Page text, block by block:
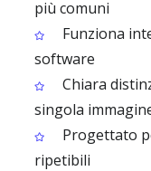
più comuni
Funziona
software
Chiara
singola
Progettato
ripetibili